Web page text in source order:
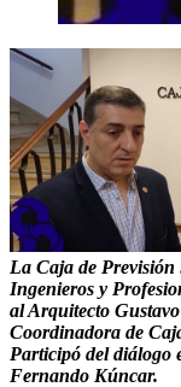
La Caja de Previsión
Ingenieros y
al Arquitecto
Coordinadora de
Participó del diálogo
Fernando Kúncar.